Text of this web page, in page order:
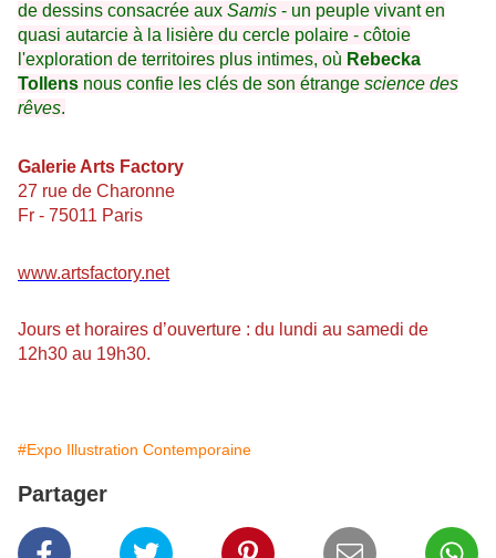
de dessins consacrée aux Samis - un peuple vivant en
quasi autarcie à la lisière du cercle polaire - côtoie
l'exploration de territoires plus intimes, où Rebecka
Tollens nous confie les clés de son étrange science des
rêves.
Galerie Arts Factory
27 rue de Charonne
Fr - 75011 Paris
www.artsfactory.net
Jours et horaires d’ouverture : du lundi au samedi de
12h30 au 19h30.
#Expo Illustration Contemporaine
Partager